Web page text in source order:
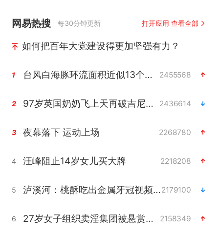
网易热搜 每30分钟更新 打开应用 查看全部
如何把百年大党建设得更加坚强有力？
1 台风白海豚环流面积近似13个浙江 2455568
2 97岁英国奶奶飞上天再破吉尼斯纪录 2436614
3 夜幕落下 运动上场 2268780
4 汪峰阻止14岁女儿买大牌 2218208
5 泸溪河：桃酥吃出金属牙冠视频不实2179100
6 27岁女子组织卖淫集团被悬赏通缉 2158349